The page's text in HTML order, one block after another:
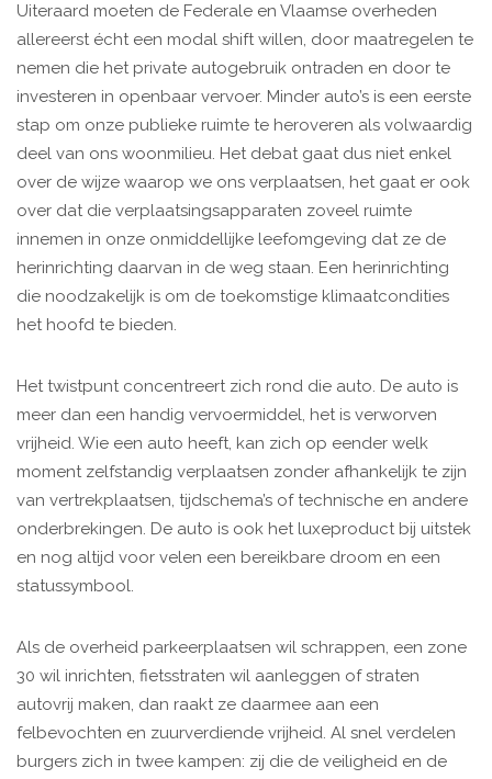
Uiteraard moeten de Federale en Vlaamse overheden
allereerst écht een modal shift willen, door maatregelen te
nemen die het private autogebruik ontraden en door te
investeren in openbaar vervoer. Minder auto’s is een eerste
stap om onze publieke ruimte te heroveren als volwaardig
deel van ons woonmilieu. Het debat gaat dus niet enkel
over de wijze waarop we ons verplaatsen, het gaat er ook
over dat die verplaatsingsapparaten zoveel ruimte
innemen in onze onmiddellijke leefomgeving dat ze de
herinrichting daarvan in de weg staan. Een herinrichting
die noodzakelijk is om de toekomstige klimaatcondities
het hoofd te bieden.
Het twistpunt concentreert zich rond die auto. De auto is
meer dan een handig vervoermiddel, het is verworven
vrijheid. Wie een auto heeft, kan zich op eender welk
moment zelfstandig verplaatsen zonder afhankelijk te zijn
van vertrekplaatsen, tijdschema’s of technische en andere
onderbrekingen. De auto is ook het luxeproduct bij uitstek
en nog altijd voor velen een bereikbare droom en een
statussymbool.
Als de overheid parkeerplaatsen wil schrappen, een zone
30 wil inrichten, fietsstraten wil aanleggen of straten
autovrij maken, dan raakt ze daarmee aan een
felbevochten en zuurverdiende vrijheid. Al snel verdelen
burgers zich in twee kampen: zij die de veiligheid en de